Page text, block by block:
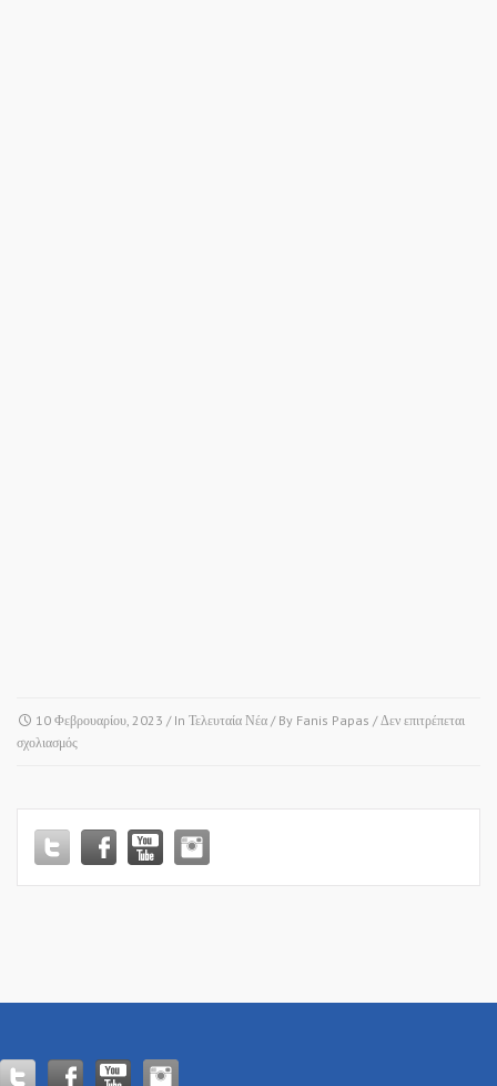
10 Φεβρουαρίου, 2023 / In Τελευταία Νέα / By Fanis Papas / Δεν επιτρέπεται
σχολιασμόςστο
ΛΑΓΚΑΔΑ
–
ΚΟΠΗ